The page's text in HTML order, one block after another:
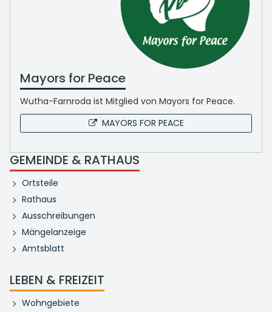
Mayors for Peace
Wutha-Farnroda ist Mitglied von Mayors for Peace.
MAYORS FOR PEACE
GEMEINDE & RATHAUS
Ortsteile
Rathaus
Ausschreibungen
Mängelanzeige
Amtsblatt
LEBEN & FREIZEIT
Wohngebiete